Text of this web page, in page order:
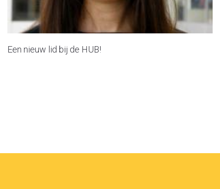
Een nieuw lid bij de HUB!